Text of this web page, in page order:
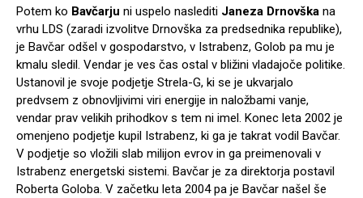
Potem ko Bavčarju ni uspelo naslediti Janeza Drnovška na
vrhu LDS (zaradi izvolitve Drnovška za predsednika republike),
je Bavčar odšel v gospodarstvo, v Istrabenz, Golob pa mu je
kmalu sledil. Vendar je ves čas ostal v bližini vladajoče politike.
Ustanovil je svoje podjetje Strela-G, ki se je ukvarjalo
predvsem z obnovljivimi viri energije in naložbami vanje,
vendar prav velikih prihodkov s tem ni imel. Konec leta 2002 je
omenjeno podjetje kupil Istrabenz, ki ga je takrat vodil Bavčar.
V podjetje so vložili slab milijon evrov in ga preimenovali v
Istrabenz energetski sistemi. Bavčar je za direktorja postavil
Roberta Goloba. V začetku leta 2004 pa je Bavčar našel še